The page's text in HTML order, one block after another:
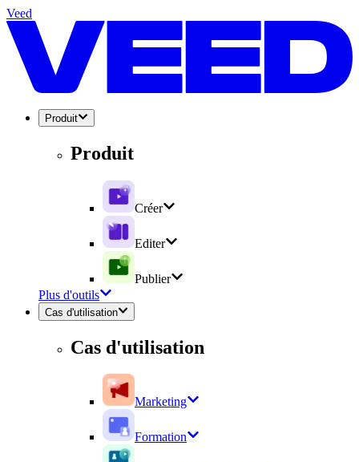
Veed
Produit
Produit
Créer
Editer
Publier
Plus d'outils
Cas d'utilisation
Cas d'utilisation
Marketing
Formation